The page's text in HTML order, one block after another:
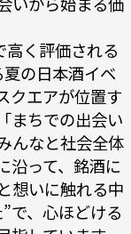
高く評価される
の日本酒イベ
クエアが位置す
まちでの出会い
んなと社会全体
沿って、銘酒に
想いに触れる中
で、心ほどける